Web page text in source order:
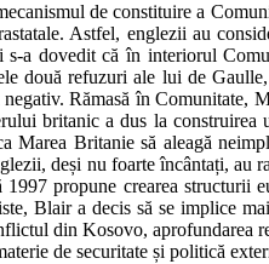
de constituire a
Astfel, englezii au
s-a dovedit că în interiorul
două refuzuri ale lui de
Rămasă în Comunitate,
britanic a dus la construirea
Marea Britanie să aleagă
deși nu foarte încântați, au
1997 propune crearea structurii
Blair a decis să se implice
din Kosovo, aprofundarea
de securitate și politică